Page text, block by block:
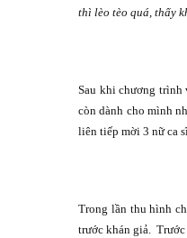
thì lèo tèo quá, thấy
Sau khi chương trình
còn dành cho mình
liên tiếp mời 3 nữ ca
Trong lần thu hình
trước khán giả.